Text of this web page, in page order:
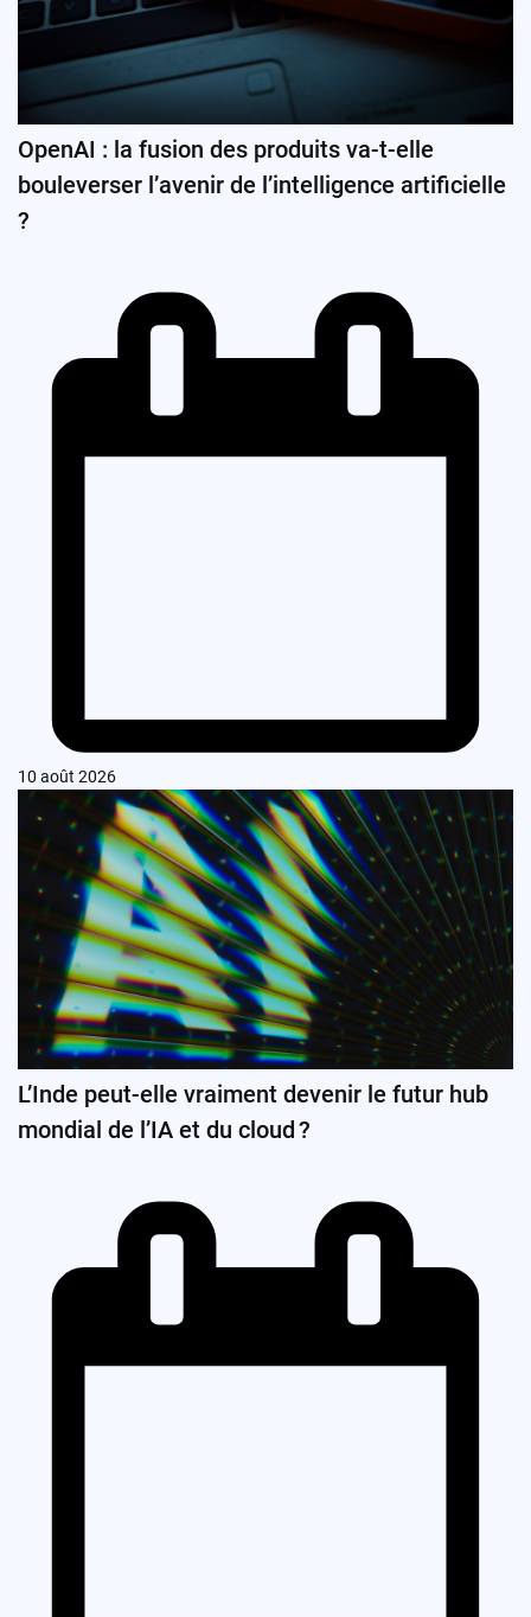
OpenAI : la fusion des produits va-t-elle
bouleverser l’avenir de l’intelligence artificielle
?
10 août 2026
L’Inde peut-elle vraiment devenir le futur hub
mondial de l’IA et du cloud ?